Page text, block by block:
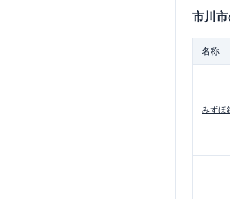
市川市
名称
みずほ